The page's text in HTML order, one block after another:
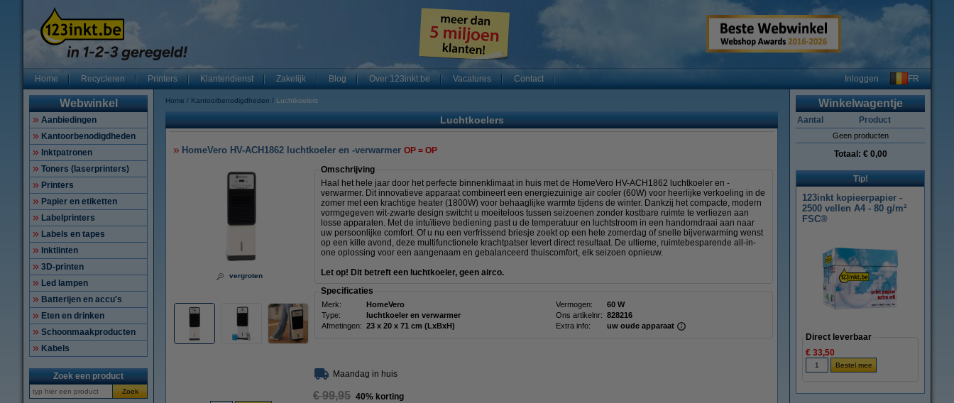
Home Recycleren Printers Klantendienst Zakelijk Blog Over 123inkt.be Vacatures Contact Inloggen FR
Webwinkel
Aanbiedingen
Kantoorbenodigdheden
Inktpatronen
Toners (laserprinters)
Printers
Papier en etiketten
Labelprinters
Labels en tapes
Inktlinten
3D-printen
Led lampen
Batterijen en accu's
Eten en drinken
Schoonmaakproducten
Kabels
Zoek een product
Zoek
Home Kantoorbenodigdheden Luchtkoelers
Luchtkoelers
HomeVero HV-ACH1862 luchtkoeler en -verwarmer OP = OP
vergroten
Omschrijving
Haal het hele jaar door het perfecte binnenklimaat in huis met de HomeVero HV-ACH1862 luchtkoeler en -
verwarmer. Dit innovatieve apparaat combineert een energiezuinige air cooler (60W) voor heerlijke verkoeling in de
zomer met een krachtige heater (1800W) voor behaaglijke warmte tijdens de winter. Dankzij het compacte, modern
vormgegeven wit-zwarte design switcht u moeiteloos tussen seizoenen zonder kostbare ruimte te verliezen aan
losse apparaten. Met de intuïtieve bediening past u de temperatuur en luchtstroom in een handomdraai aan naar
uw persoonlijke comfort. Of u nu een verfrissend briesje zoekt op een hete zomerdag of snelle bijverwarming wenst
op een kille avond, deze multifunctionele krachtpatser levert direct resultaat. De ultieme, ruimtebesparende all-in-
one oplossing voor een aangenaam en gebalanceerd thuiscomfort, elk seizoen opnieuw.
Let op! Dit betreft een luchtkoeler, geen airco.
Specificaties
Merk: HomeVero Vermogen:
60 W
Type:
luchtkoeler en verwarmer Ons artikelnr: 828216
Afmetingen:
23 x 20 x 71 cm (LxBxH) Extra info: uw oude apparaat
Maandag in huis
€ 99,95 40% korting
Winkelwagentje
Aantal Product
Geen producten
Totaal: € 0,00
Tip!
123inkt kopieerpapier -
2500 vellen A4 - 80 g/m²
FSC®
Direct leverbaar
€ 33,50